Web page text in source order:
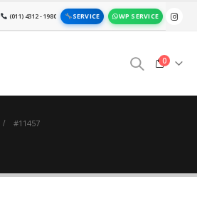
(011) 4312 - 1980 SERVICE WP SERVICE
0
#11457